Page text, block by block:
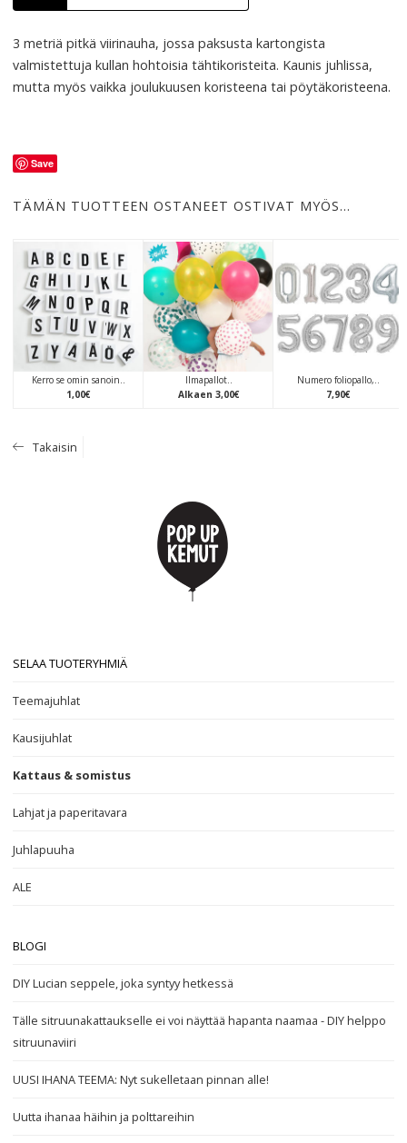
3 metriä pitkä viirinauha, jossa paksusta kartongista
valmistettuja kullan hohtoisia tähtikoristeita. Kaunis juhlissa,
mutta myös vaikka joulukuusen koristeena tai pöytäkoristeena.
Save
TÄMÄN TUOTTEEN OSTANEET OSTIVAT MYÖS…
Kerro se omin sanoin..
1,00€
Ilmapallot..
Alkaen 3,00€
Numero foliopallo,..
7,90€
Takaisin
SELAA TUOTERYHMIÄ
Teemajuhlat
Kausijuhlat
Kattaus & somistus
Lahjat ja paperitavara
Juhlapuuha
ALE
BLOGI
DIY Lucian seppele, joka syntyy hetkessä
Tälle sitruunakattaukselle ei voi näyttää hapanta naamaa - DIY helppo
sitruunaviiri
UUSI IHANA TEEMA: Nyt sukelletaan pinnan alle!
Uutta ihanaa häihin ja polttareihin